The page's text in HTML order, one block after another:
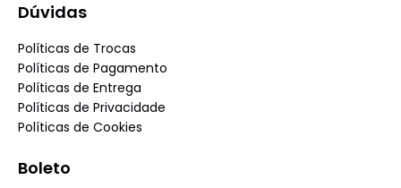
Dúvidas
Políticas de Trocas
Políticas de Pagamento
Políticas de Entrega
Políticas de Privacidade
Políticas de Cookies
Boleto